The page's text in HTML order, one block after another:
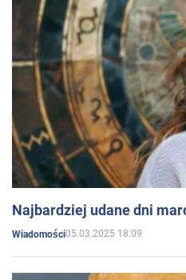
Najbardziej udane dni
Wiadomości05.03.2025 18:09